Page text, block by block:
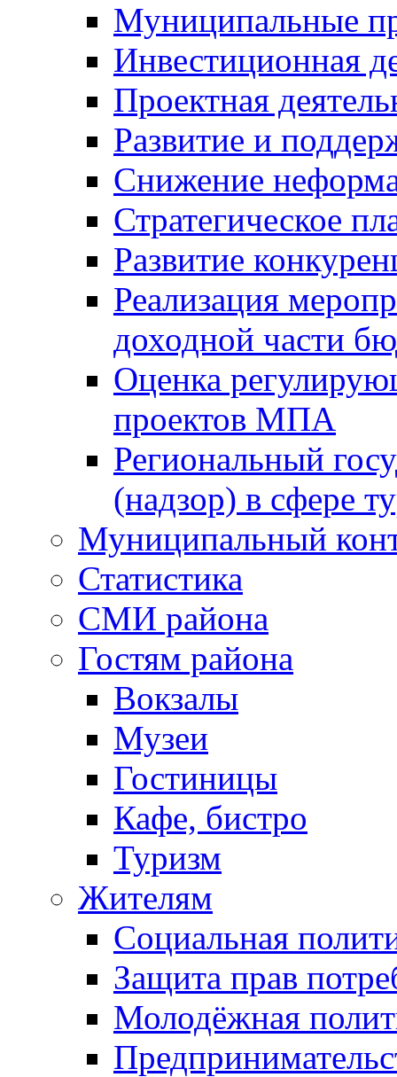
Муниципальные
Инвестиционная
Проектная
Развитие и
Снижение
Стратегическое
Развитие
Реализация
доходной части
Оценка
проектов МПА
Региональный
(надзор) в сфере
Муниципальный
Статистика
СМИ района
Гостям района
Вокзалы
Музеи
Гостиницы
Кафе, бистро
Туризм
Жителям
Социальная
Защита прав
Молодёжная